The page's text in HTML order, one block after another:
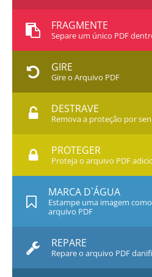
FRAGMENTE
Separe um único PDF
GIRE
Gire o Arquivo PDF
DESTRAVE
Remova a proteção por
PROTEGER
Proteja o arquivo PDF
MARCA D`ÁGUA
Estampe uma imagem
arquivo PDF
REPARE
Repare o arquivo PDF